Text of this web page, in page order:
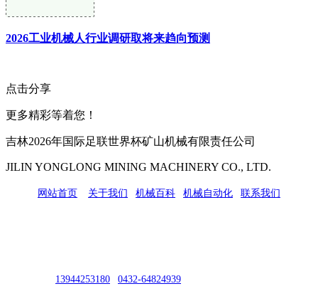
2026工业机械人行业调研取将来趋向预测
点击分享
更多精彩等着您！
吉林2026年国际足联世界杯矿山机械有限责任公司
JILIN YONGLONG MINING MACHINERY CO., LTD.
网站首页 关于我们 机械百科 机械自动化 联系我们
13944253180 0432-64824939